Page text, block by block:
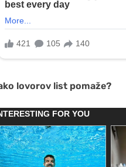
lovorov list pomaže?